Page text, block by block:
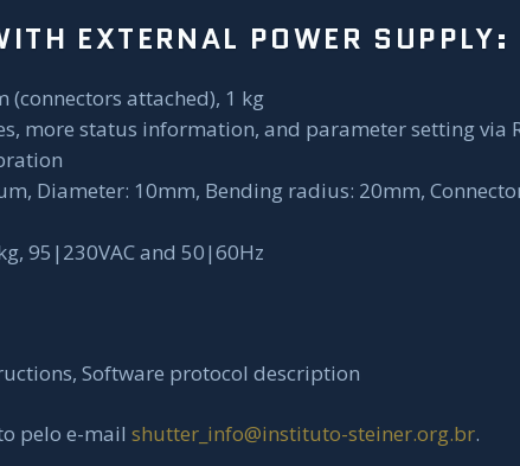
EXTERNAL POWER SUPPLY:
attached), 1 kg
more status information, and parameter setting via
Diameter: 10mm, Bending radius: 20mm,
95|230VAC and 50|60Hz
Software protocol description
pelo e-mail shutter_info@instituto-steiner.org.br.